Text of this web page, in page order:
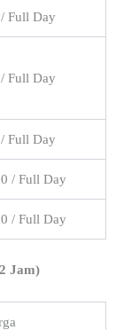
Full Day
Full Day
Full Day
/ Full Day
/ Full Day
Jam)